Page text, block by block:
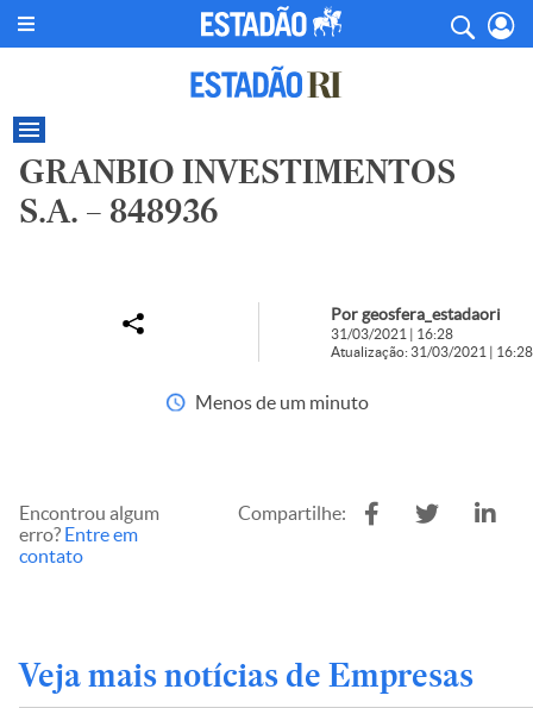
GRANBIO INVESTIMENTOS
S.A. – 848936
Por geosfera_estadaori
31/03/2021 | 16:28
Atualização: 31/03/2021 | 16:28
Menos de um minuto
Encontrou algum
erro? Entre em
contato
Compartilhe:
Veja mais notícias de Empresas